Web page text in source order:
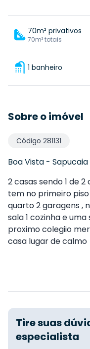
70m² privativos
70m² totais
1 banheiro
Sobre o imóvel
Código 281131
Boa Vista - Sapucaia
2 casas sendo 1 de
tem no primeiro piso
quarto 2 garagens ,
sala 1 cozinha e
proximo colegiio
casa lugar de calmo
Tire suas
especialista